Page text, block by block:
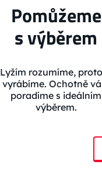
Pomůžeme
s výběrem
Lyžím rozumíme,
vyrábíme. Ochotně
poradíme s ideálním
výběrem.